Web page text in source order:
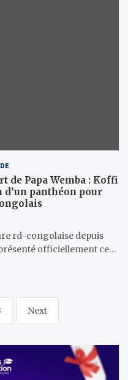
de Papa Wemba : Koffi
panthéon pour
rd-congolaise depuis
officiellement ce…
Next